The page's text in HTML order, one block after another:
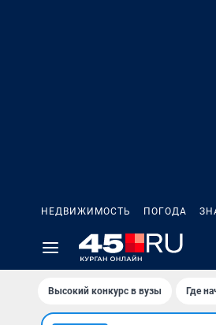
НЕДВИЖИМОСТЬ ПОГОДА
Высокий конкурс в вузы Где